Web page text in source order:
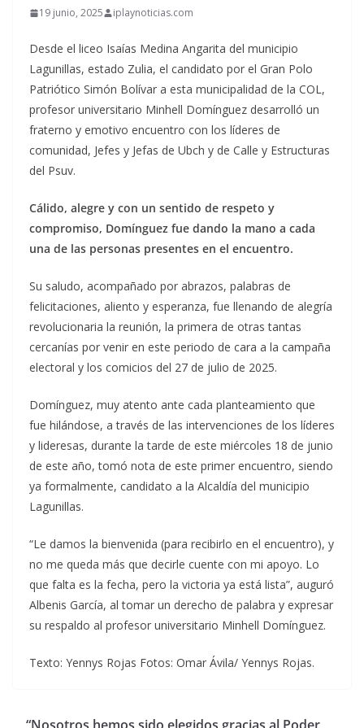
19 junio, 2025 iplaynoticias.com
Desde el liceo Isaías Medina Angarita del municipio
Lagunillas, estado Zulia, el candidato por el Gran Polo
Patriótico Simón Bolívar a esta municipalidad de la COL,
profesor universitario Minhell Domínguez desarrolló un
fraterno y emotivo encuentro con los líderes de
comunidad, Jefes y Jefas de Ubch y de Calle y Estructuras
del Psuv.
Cálido, alegre y con un sentido de respeto y
compromiso, Domínguez fue dando la mano a cada
una de las personas presentes en el encuentro.
Su saludo, acompañado por abrazos, palabras de
felicitaciones, aliento y esperanza, fue llenando de alegría
revolucionaria la reunión, la primera de otras tantas
cercanías por venir en este periodo de cara a la campaña
electoral y los comicios del 27 de julio de 2025.
Domínguez, muy atento ante cada planteamiento que
fue hilándose, a través de las intervenciones de los líderes
y lideresas, durante la tarde de este miércoles 18 de junio
de este año, tomó nota de este primer encuentro, siendo
ya formalmente, candidato a la Alcaldía del municipio
Lagunillas.
“Le damos la bienvenida (para recibirlo en el encuentro), y
no me queda más que decirle cuente con mi apoyo. Lo
que falta es la fecha, pero la victoria ya está lista”, auguró
Albenis García, al tomar un derecho de palabra y expresar
su respaldo al profesor universitario Minhell Domínguez.
Texto: Yennys Rojas Fotos: Omar Ávila/ Yennys Rojas.